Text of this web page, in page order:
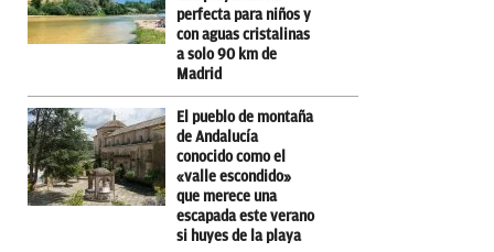
perfecta para niños y
con aguas cristalinas
a solo 90 km de
Madrid
El pueblo de montaña
de Andalucía
conocido como el
«valle escondido»
que merece una
escapada este verano
si huyes de la playa